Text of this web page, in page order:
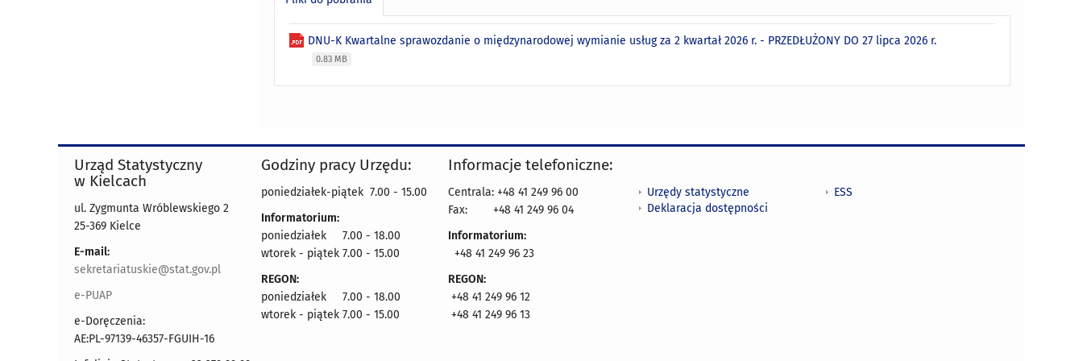
DNU-K Kwartalne sprawozdanie o międzynarodowej wymianie usług za 2 kwartał 2026 r. - PRZEDŁUŻONY DO 27 lipca 2026 r.
0.83 MB
Urząd Statystyczny
w Kielcach
ul. Zygmunta Wróblewskiego 2
25-369 Kielce
E-mail:
sekretariatuskie@stat.gov.pl
e-PUAP
e-Doręczenia:
AE:PL-97139-46357-FGUIH-16
Godziny pracy Urzędu:
poniedziałek-piątek 7.00 - 15.00
Informatorium:
poniedziałek 7.00 - 18.00
wtorek - piątek 7.00 - 15.00
REGON:
poniedziałek 7.00 - 18.00
wtorek - piątek 7.00 - 15.00
Informacje telefoniczne:
Centrala: +48 41 249 96 00
Fax:
+48 41 249 96 04
Informatorium:
+48 41 249 96 23
REGON:
+48 41 249 96 12
+48 41 249 96 13
Urzędy statystyczne
Deklaracja dostępności
ESS